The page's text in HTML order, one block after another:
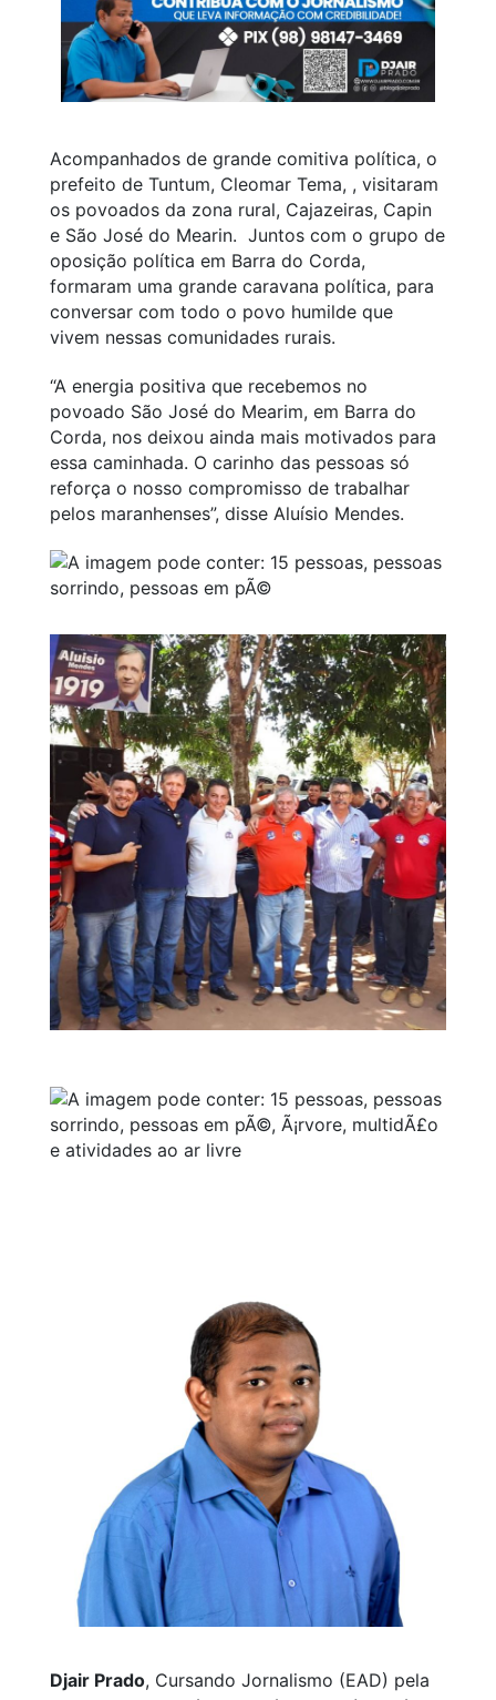
Acompanhados de grande comitiva política, o
prefeito de Tuntum, Cleomar Tema, , visitaram
os povoados da zona rural, Cajazeiras, Capin
e São José do Mearin. Juntos com o grupo de
oposição política em Barra do Corda,
formaram uma grande caravana política, para
conversar com todo o povo humilde que
vivem nessas comunidades rurais.
“A energia positiva que recebemos no
povoado São José do Mearim, em Barra do
Corda, nos deixou ainda mais motivados para
essa caminhada. O carinho das pessoas só
reforça o nosso compromisso de trabalhar
pelos maranhenses”, disse Aluísio Mendes.
Djair Prado, Cursando Jornalismo (EAD) pela